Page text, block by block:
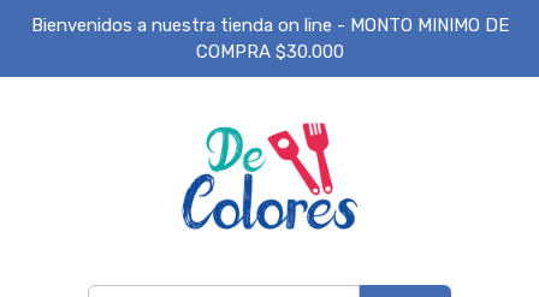
Bienvenidos a nuestra tienda on line - MONTO MINIMO DE
COMPRA $30.000